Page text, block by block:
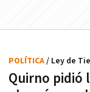
Quirno pidió
POLÍTICA/ Ley de